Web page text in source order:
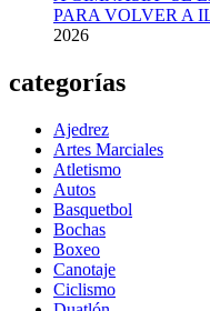
PARA VOLVER A
2026
categorías
Ajedrez
Artes Marciales
Atletismo
Autos
Basquetbol
Bochas
Boxeo
Canotaje
Ciclismo